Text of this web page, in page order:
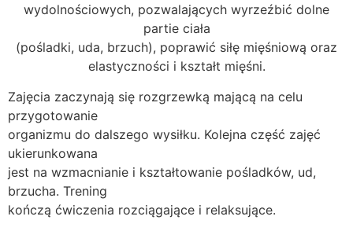
wydolnościowych, pozwalających wyrzeźbić dolne
partie ciała
(pośladki, uda, brzuch), poprawić siłę mięśniową oraz
elastyczności i kształt mięśni.
Zajęcia zaczynają się rozgrzewką mającą na celu
przygotowanie
organizmu do dalszego wysiłku. Kolejna część zajęć
ukierunkowana
jest na wzmacnianie i kształtowanie pośladków, ud,
brzucha. Trening
kończą ćwiczenia rozciągające i relaksujące.